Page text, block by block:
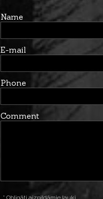
Name
E-mail
Phone
Comment